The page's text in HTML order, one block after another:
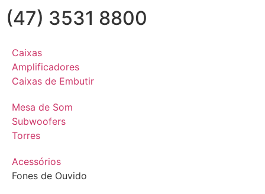
(47) 3531 8800
Caixas
Amplificadores
Caixas de Embutir
Mesa de Som
Subwoofers
Torres
Acessórios
Fones de Ouvido